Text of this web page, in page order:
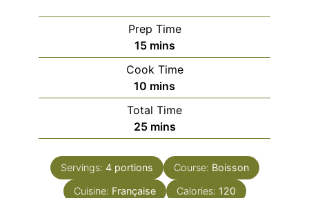
Prep Time
15minutes
mins
Cook Time
10 minutes
mins
Total Time
25minutes
mins
Servings: 4 portions Course: Boisson
Cuisine: Française Calories: 120